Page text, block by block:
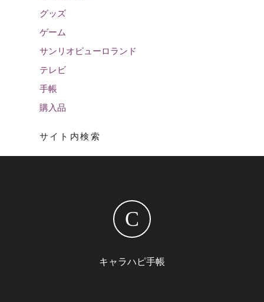
グッズ
ゲーム
サンリオピューロランド
テレビ
手帳
購入品
サイト内検索
C
キャラハピ手帳